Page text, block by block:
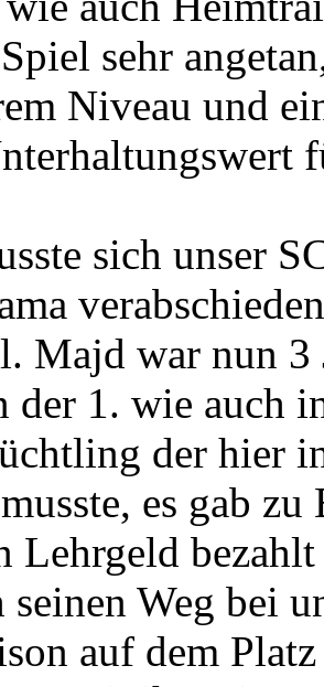
sehr
Niveau und
sich unser
Majd war nun 3
der 1. wie auch
der hier
es gab
Lehrgeld
seinen Weg bei
auf dem